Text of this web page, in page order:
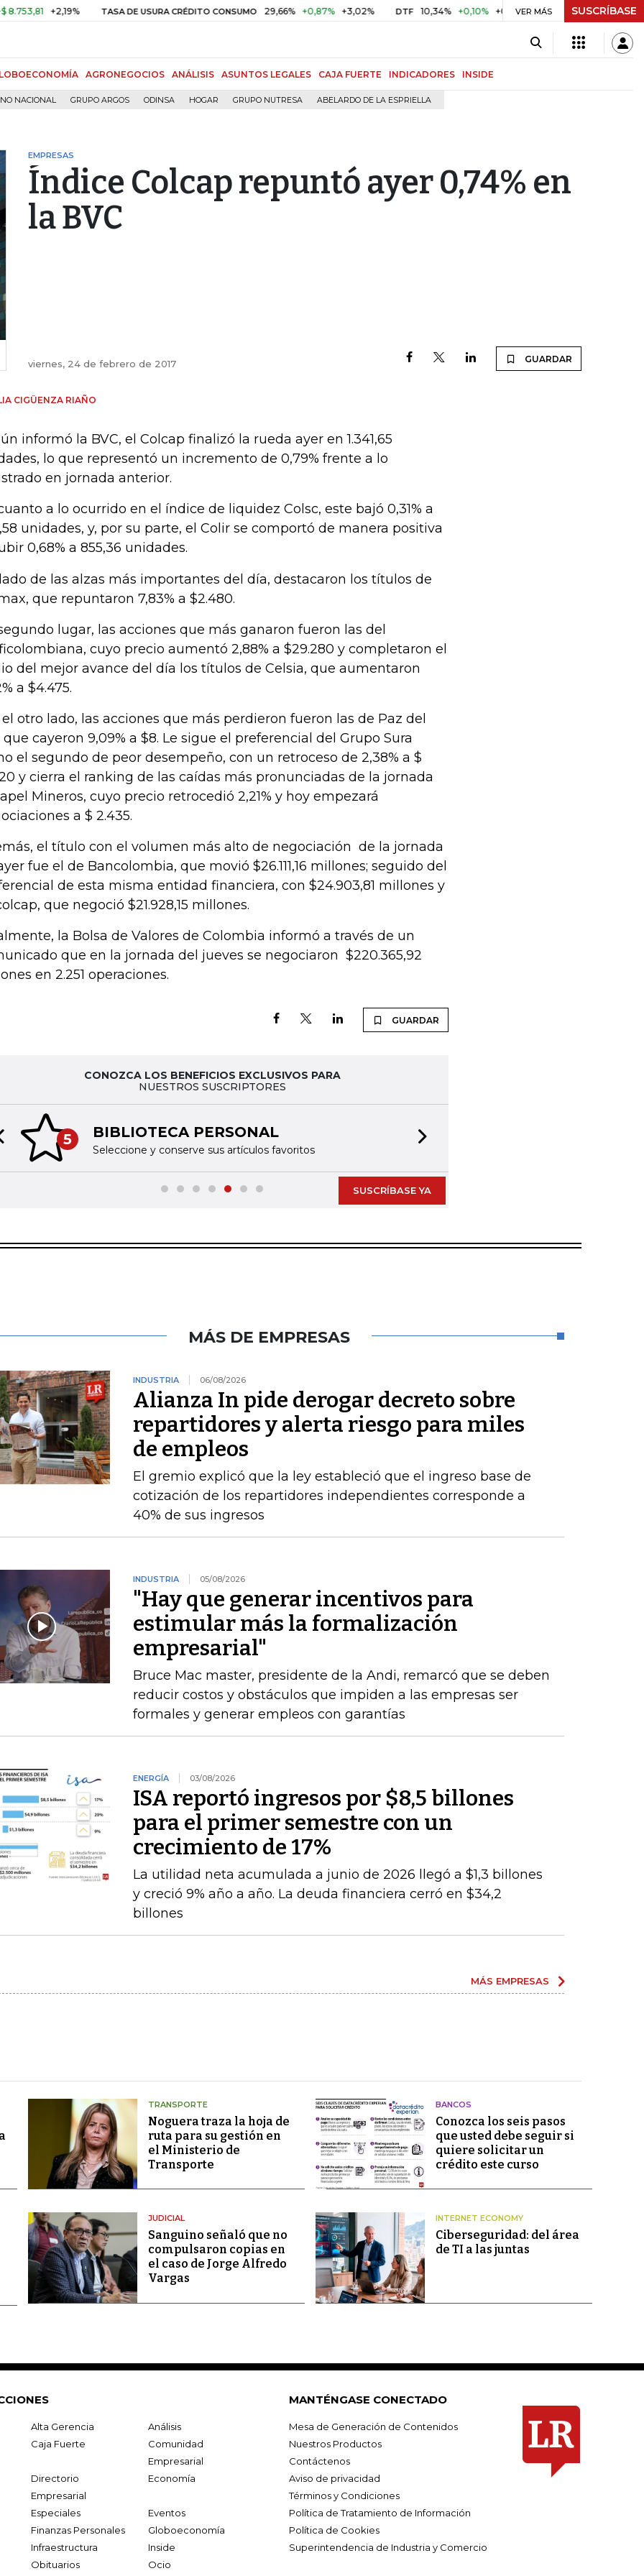
+2,19% TASA DE USURA CRÉDITO CONSUMO 29,66% +0,87% +3,02% DTF 10,34% +0,10% +0,98% UVR $ 416,91 +$ 0,05
VER MÁS SUSCRÍBASE
AGRONEGOCIOS ANÁLISIS ASUNTOS LEGALES CAJA FUERTE INDICADORES INSIDE
NACIONAL GRUPO ARGOS ODINSA HOGAR GRUPO NUTRESA ABELARDO DE LA ESPRIELLA
EMPRESAS
Índice Colcap repuntó ayer 0,74% en
la BVC
viernes, 24 de febrero de 2017 GUARDAR
CIGÜENZA RIAÑO
informó la BVC, el Colcap finalizó la rueda ayer en 1.341,65
lo que representó un incremento de 0,79% frente a lo
en jornada anterior.
a lo ocurrido en el índice de liquidez Colsc, este bajó 0,31% a
unidades, y, por su parte, el Colir se comportó de manera positiva
0,68% a 855,36 unidades.
de las alzas más importantes del día, destacaron los títulos de
que repuntaron 7,83% a $2.480.
lugar, las acciones que más ganaron fueron las del
cuyo precio aumentó 2,88% a $29.280 y completaron el
del mejor avance del día los títulos de Celsia, que aumentaron
a $4.475.
otro lado, las acciones que más perdieron fueron las de Paz del
que cayeron 9,09% a $8. Le sigue el preferencial del Grupo Sura
el segundo de peor desempeño, con un retroceso de 2,38% a $
y cierra el ranking de las caídas más pronunciadas de la jornada
Mineros, cuyo precio retrocedió 2,21% y hoy empezará
a $ 2.435.
el título con el volumen más alto de negociación de la jornada
fue el de Bancolombia, que movió $26.111,16 millones; seguido del
de esta misma entidad financiera, con $24.903,81 millones y
que negoció $21.928,15 millones.
la Bolsa de Valores de Colombia informó a través de un
que en la jornada del jueves se negociaron $220.365,92
en 2.251 operaciones.
GUARDAR
CONOZCA LOS BENEFICIOS EXCLUSIVOS PARA
NUESTROS SUSCRIPTORES
5 BIBLIOTECA PERSONAL
Seleccione y conserve sus artículos favoritos
slide
SUSCRÍBASE YA
MÁS DE EMPRESAS
INDUSTRIA 06/08/2026
Alianza In pide derogar decreto sobre
repartidores y alerta riesgo para miles
de empleos
El gremio explicó que la ley estableció que el ingreso base de
cotización de los repartidores independientes corresponde a
40% de sus ingresos
INDUSTRIA 05/08/2026
"Hay que generar incentivos para
estimular más la formalización
empresarial"
Bruce Mac master, presidente de la Andi, remarcó que se deben
reducir costos y obstáculos que impiden a las empresas ser
formales y generar empleos con garantías
ENERGÍA 03/08/2026
ISA reportó ingresos por $8,5 billones
para el primer semestre con un
crecimiento de 17%
La utilidad neta acumulada a junio de 2026 llegó a $1,3 billones
y creció 9% año a año. La deuda financiera cerró en $34,2
billones
MÁS EMPRESAS
TRANSPORTE
Noguera traza la hoja de
ruta para su gestión en
el Ministerio de
Transporte
BANCOS
Conozca los seis pasos
que usted debe seguir si
quiere solicitar un
crédito este curso
JUDICIAL
Sanguino señaló que no
compulsaron copias en
el caso de Jorge Alfredo
Vargas
INTERNET ECONOMY
Ciberseguridad: del área
de TI a las juntas
Alta Gerencia
Análisis
Caja Fuerte
Comunidad
Empresarial
Directorio
Empresarial
Economía
Especiales
Eventos
Finanzas Personales
Globoeconomía
Infraestructura
Inside
Obituarios
Ocio
MANTÉNGASE CONECTADO
Mesa de Generación de Contenidos
Nuestros Productos
Contáctenos
Aviso de privacidad
Términos y Condiciones
Política de Tratamiento de Información
Política de Cookies
Superintendencia de Industria y Comercio